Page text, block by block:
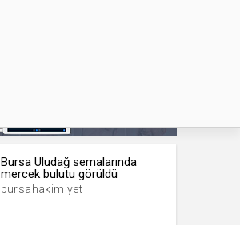
Bursa Uludağ semalarında
mercek bulutu görüldü
bursahakimiyet